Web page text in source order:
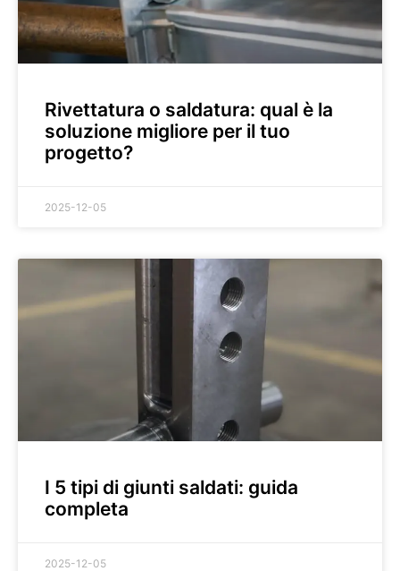
Rivettatura o saldatura: qual è la
soluzione migliore per il tuo
progetto?
2025-12-05
I 5 tipi di giunti saldati: guida
completa
2025-12-05